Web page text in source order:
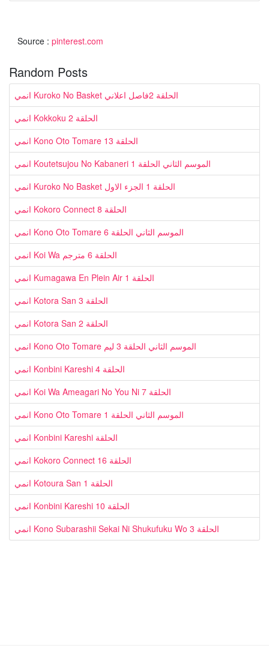
Source : pinterest.com
Random Posts
انمي Kuroko No Basket الحلقة 2فاصل اعلاني
انمي Kokkoku الحلقة 2
انمي Kono Oto Tomare الحلقة 13
انمي Koutetsujou No Kabaneri الموسم الثاني الحلقة 1
انمي Kuroko No Basket الحلقة 1 الجزء الاول
انمي Kokoro Connect الحلقة 8
انمي Kono Oto Tomare الموسم الثاني الحلقة 6
انمي Koi Wa الحلقة 6 مترجم
انمي Kumagawa En Plein Air الحلقة 1
انمي Kotora San الحلقة 3
انمي Kotora San الحلقة 2
انمي Kono Oto Tomare الموسم الثاني الحلقة 3 ليم
انمي Konbini Kareshi الحلقة 4
انمي Koi Wa Ameagari No You Ni الحلقة 7
انمي Kono Oto Tomare الموسم الثاني الحلقة 1
انمي Konbini Kareshi الحلقة
انمي Kokoro Connect الحلقة 16
انمي Kotoura San الحلقة 1
انمي Konbini Kareshi الحلقة 10
انمي Kono Subarashii Sekai Ni Shukufuku Wo الحلقة 3